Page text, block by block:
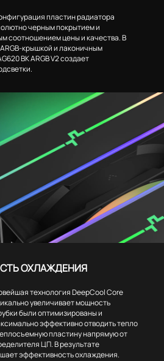
пластин радиатора
черным покрытием и
соотношением цены и качества. В
крышкой и лаконичным
BK ARGB V2 создает
ОХЛАЖДЕНИЯ
технология DeepCool Core
увеличивает мощность
были оптимизированы и
эффективно отводить тепло
пластину напрямую от
ЦП. В результате
эффективность охлаждения.